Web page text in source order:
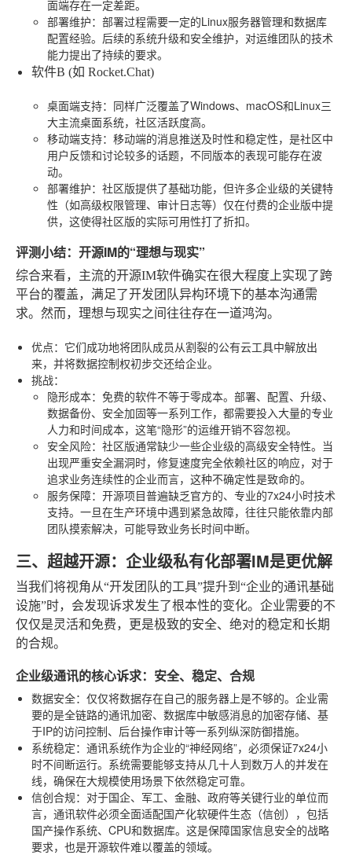
面端存在一定差距。
部署维护：部署过程需要一定的Linux服务器管理和数据库
配置经验。后续的系统升级和安全维护，对运维团队的技术
能力提出了持续的要求。
软件B (如 Rocket.Chat)
桌面端支持：同样广泛覆盖了Windows、macOS和Linux三
大主流桌面系统，社区活跃度高。
移动端支持：移动端的消息推送及时性和稳定性，是社区中
用户反馈和讨论较多的话题，不同版本的表现可能存在波
动。
部署维护：社区版提供了基础功能，但许多企业级的关键特
性（如高级权限管理、审计日志等）仅在付费的企业版中提
供，这使得社区版的实际可用性打了折扣。
评测小结：开源IM的“理想与现实”
综合来看，主流的开源IM软件确实在很大程度上实现了跨
平台的覆盖，满足了开发团队异构环境下的基本沟通需
求。然而，理想与现实之间往往存在一道鸿沟。
优点：它们成功地将团队成员从割裂的公有云工具中解放出
来，并将数据控制权初步交还给企业。
挑战：
隐形成本：免费的软件不等于零成本。部署、配置、升级、
数据备份、安全加固等一系列工作，都需要投入大量的专业
人力和时间成本，这笔“隐形”的运维开销不容忽视。
安全风险：社区版通常缺少一些企业级的高级安全特性。当
出现严重安全漏洞时，修复速度完全依赖社区的响应，对于
追求业务连续性的企业而言，这种不确定性是致命的。
服务保障：开源项目普遍缺乏官方的、专业的7x24小时技术
支持。一旦在生产环境中遇到紧急故障，往往只能依靠内部
团队摸索解决，可能导致业务长时间中断。
三、超越开源：企业级私有化部署IM是更优解
当我们将视角从“开发团队的工具”提升到“企业的通讯基础
设施”时，会发现诉求发生了根本性的变化。企业需要的不
仅仅是灵活和免费，更是极致的安全、绝对的稳定和长期
的合规。
企业级通讯的核心诉求：安全、稳定、合规
数据安全：仅仅将数据存在自己的服务器上是不够的。企业需
要的是全链路的通讯加密、数据库中敏感消息的加密存储、基
于IP的访问控制、后台操作审计等一系列纵深防御措施。
系统稳定：通讯系统作为企业的“神经网络”，必须保证7x24小
时不间断运行。系统需要能够支持从几十人到数万人的并发在
线，确保在大规模使用场景下依然稳定可靠。
信创合规：对于国企、军工、金融、政府等关键行业的单位而
言，通讯软件必须全面适配国产化软硬件生态（信创），包括
国产操作系统、CPU和数据库。这是保障国家信息安全的战略
要求，也是开源软件难以覆盖的领域。